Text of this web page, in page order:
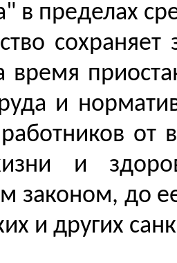
в пределах
время
и
от
и
законом, до
и других